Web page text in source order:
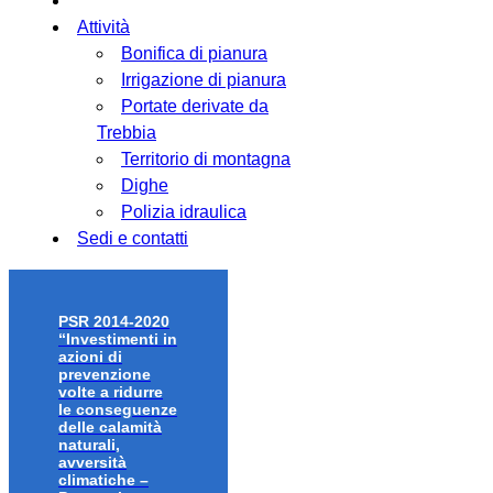
Attività
Bonifica di pianura
Irrigazione di pianura
Portate derivate da
Trebbia
Territorio di montagna
Dighe
Polizia idraulica
Sedi e contatti
PSR 2014-2020
“Investimenti in
azioni di
prevenzione
volte a ridurre
le conseguenze
delle calamità
naturali,
avversità
climatiche –